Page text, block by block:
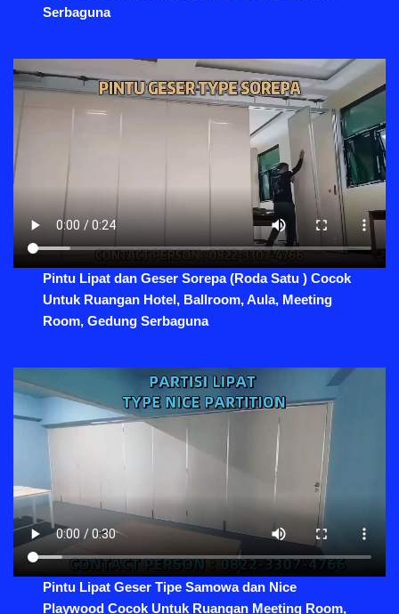
Serbaguna
Pintu Lipat dan Geser Sorepa (Roda Satu ) Cocok
Untuk Ruangan Hotel, Ballroom, Aula, Meeting
Room, Gedung Serbaguna
Pintu Lipat Geser Tipe Samowa dan Nice
Playwood Cocok Untuk Ruangan Meeting Room,